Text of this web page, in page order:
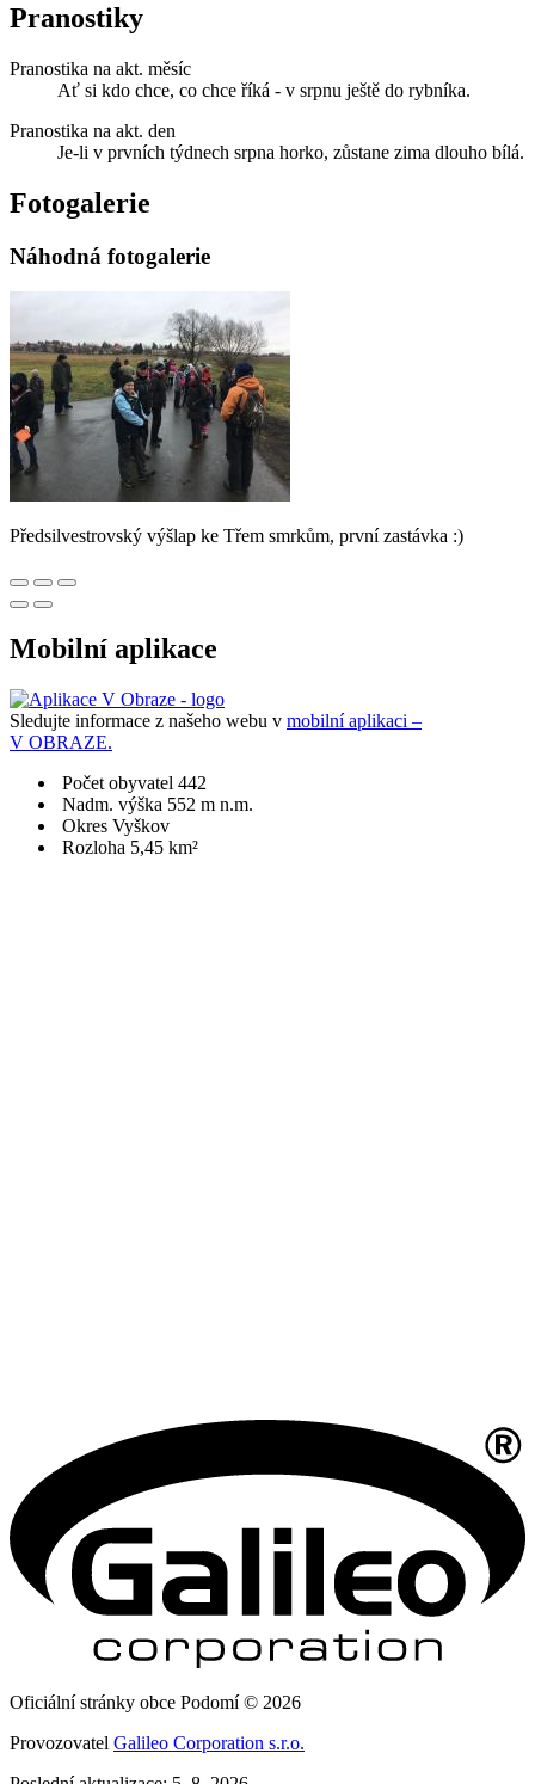
Pranostiky
Pranostika na akt. měsíc
Ať si kdo chce, co chce říká - v srpnu ještě do rybníka.
Pranostika na akt. den
Je-li v prvních týdnech srpna horko, zůstane zima dlouho bílá.
Fotogalerie
Náhodná fotogalerie
Předsilvestrovský výšlap ke Třem smrkům, první zastávka :)
Mobilní aplikace
Sledujte informace z našeho webu v mobilní aplikaci –
V OBRAZE.
Počet obyvatel 442
Nadm. výška 552 m n.m.
Okres Vyškov
Rozloha 5,45 km²
Oficiální stránky obce Podomí © 2026
Provozovatel Galileo Corporation s.r.o.